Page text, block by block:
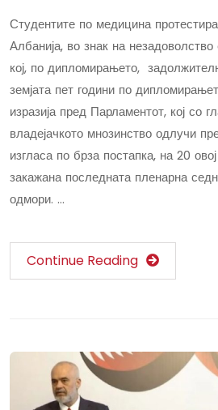
Студентите по медицина
Албанија, во знак на
кој, по дипломирањето,
земјата пет години по
изразија пред Парламентот, кој со
владејачкото мнозинство одлучи
изгласа по брза постапка, на 20
закажана последната пленарна
одмори. …
Continue Reading